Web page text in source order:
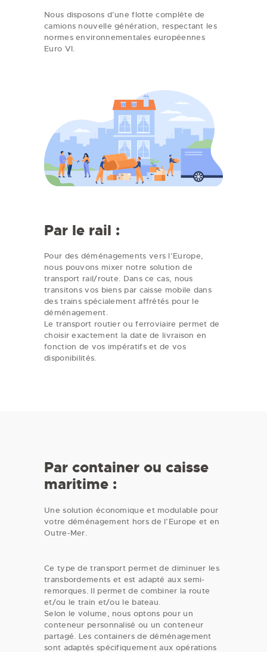
Nous disposons d’une flotte complète de
camions nouvelle génération, respectant les
normes environnementales européennes
Euro VI.
Par le rail :
Pour des déménagements vers l’Europe,
nous pouvons mixer notre solution de
transport rail/route. Dans ce cas, nous
transitons vos biens par caisse mobile dans
des trains spécialement affrétés pour le
déménagement.
Le transport routier ou ferroviaire permet de
choisir exactement la date de livraison en
fonction de vos impératifs et de vos
disponibilités.
Par container ou caisse
maritime :
Une solution économique et modulable pour
votre déménagement hors de l’Europe et en
Outre-Mer.
Ce type de transport permet de diminuer les
transbordements et est adapté aux semi-
remorques. Il permet de combiner la route
et/ou le train et/ou le bateau.
Selon le volume, nous optons pour un
conteneur personnalisé ou un conteneur
partagé. Les containers de déménagement
sont adaptés spécifiquement aux opérations